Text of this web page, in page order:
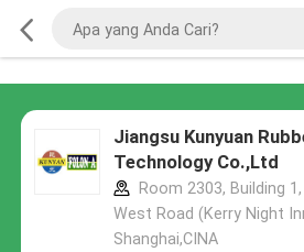
Jiangsu Kunyuan
Technology Co.,Ltd
Room 2303, Building
West Road (Kerry Night
Shanghai,CINA